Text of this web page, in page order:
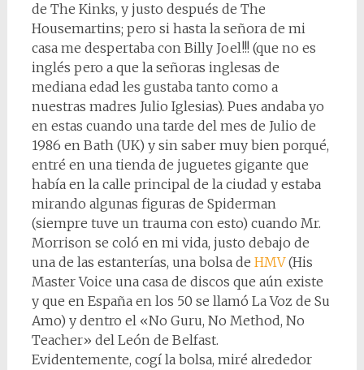
de The Kinks, y justo después de The
Housemartins; pero si hasta la señora de mi
casa me despertaba con Billy Joel!!! (que no es
inglés pero a que la señoras inglesas de
mediana edad les gustaba tanto como a
nuestras madres Julio Iglesias). Pues andaba yo
en estas cuando una tarde del mes de Julio de
1986 en Bath (UK) y sin saber muy bien porqué,
entré en una tienda de juguetes gigante que
había en la calle principal de la ciudad y estaba
mirando algunas figuras de Spiderman
(siempre tuve un trauma con esto) cuando Mr.
Morrison se coló en mi vida, justo debajo de
una de las estanterías, una bolsa de HMV(His
Master Voice una casa de discos que aún existe
y que en España en los 50 se llamó La Voz de Su
Amo) y dentro el «No Guru, No Method, No
Teacher» del León de Belfast.
Evidentemente, cogí la bolsa, miré alrededor